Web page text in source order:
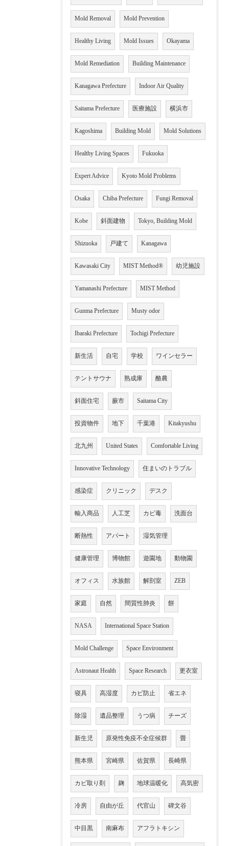
Mold Removal Mold Prevention
Healthy Living Mold Issues Okayama
Mold Remediation Building Maintenance
Kanagawa Prefecture Indoor Air Quality
Saitama Prefecture 医療施設 横浜市
Kagoshima Building Mold Mold Solutions
Healthy Living Spaces Fukuoka
Expert Advice Kyoto Mold Problems
Osaka Chiba Prefecture Fungi Removal
Kobe 斜面建物 Tokyo, Building Mold
Shizuoka 戸建て Kanagawa
Kawasaki City MIST Method® 幼児施設
Yamanashi Prefecture MIST Method
Gunma Prefecture Musty odor
Ibaraki Prefecture Tochigi Prefecture
新生活 自宅 学校 ワインセラー
テントサウナ 熟成庫 酪農
斜面住宅 蕨市 Saitama City
投資物件 地下 千葉港 Kitakyushu
北九州 United States Comfortable Living
Innovative Technology 住まいのトラブル
感染症 クリニック デスク
輸入商品 人工芝 カビ毒 洗面台
断熱性 アパート 湿気管理
健康管理 博物館 遊園地 動物園
オフィス 水族館 解剖室 ZEB
家庭 自然 間質性肺炎 餅
NASA International Space Station
Mold Challenge Space Environment
Astronaut Health Space Research 更衣室
寝具 高湿度 カビ防止 省エネ
除湿 遺品整理 うつ病 チーズ
新生児 原発性免疫不全症候群 畳
熊本県 宮崎県 佐賀県 長崎県
カビ取り剤 麹 地球温暖化 高気密
冷房 自由が丘 代官山 碑文谷
中目黒 南麻布 アフラトキシン